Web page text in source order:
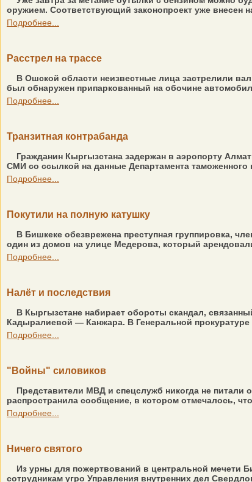
оружием. Соответствующий законопроект уже внесен
Подробнее...
Расстрел на трассе
В Ошской области неизвестные лица застрелили
был обнаружен припаркованный на обочине
Подробнее...
Транзитная контрабанда
Гражданин Кыргызстана задержан в аэропорту
СМИ со ссылкой на данные Департамента таможенного
Подробнее...
Покутили на полную катушку
В Бишкеке обезврежена преступная группировка,
один из домов на улице Медерова, который
Подробнее...
Налёт и последствия
В Кыргызстане набирает обороты скандал,
Кадыралиевой — Канжара. В Генеральной прокуратуре
Подробнее...
"Войны" силовиков
Представители МВД и спецслужб никогда не
распространила сообщение, в котором отмечалось,
Подробнее...
Ничего святого
Из урны для пожертвований в центральной мечети
сотрудникам угро Управления внутренних дел